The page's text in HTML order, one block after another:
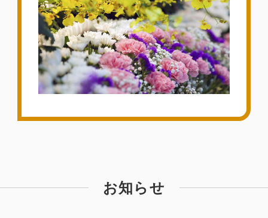
お知らせ